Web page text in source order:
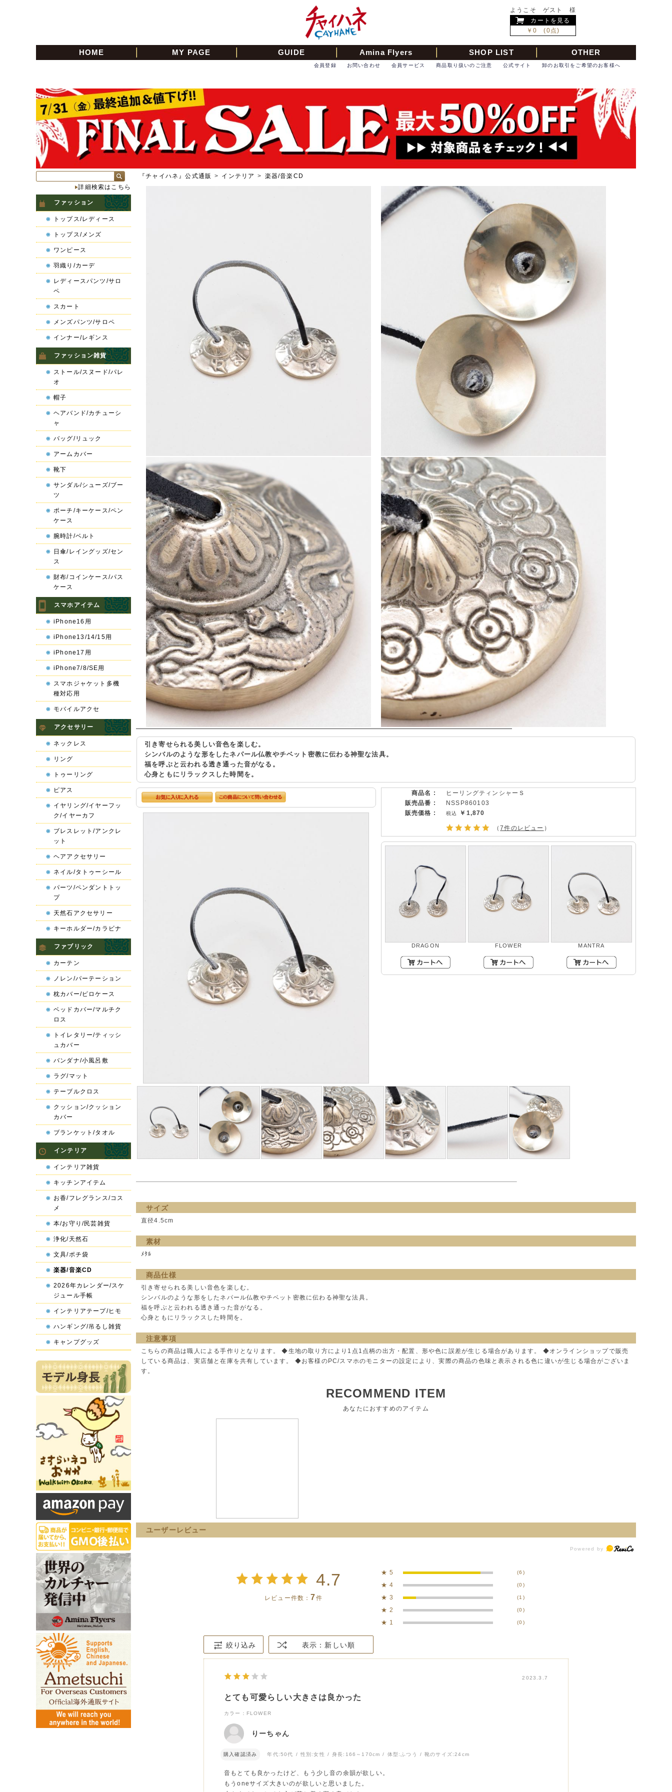
ようこそ ゲスト 様
カートを見る
￥0 (0点)
HOME MY PAGE GUIDE Amina Flyers SHOP LIST OTHER
卸のお取引をご希望のお客様へ
公式サイト
商品取り扱いのご注意
会員サービス
お問い合わせ
会員登録
『チャイハネ』公式通販 > インテリア > 楽器/音楽CD
引き寄せられる美しい音色を楽しむ。
シンバルのような形をしたネパール仏教やチベット密教に伝わる神聖な法具。
福を呼ぶと云われる透き通った音がなる。
心身ともにリラックスした時間を。
商品名 :
ヒーリングティンシャーＳ
販売品番 :
NSSP860103
販売価格 :
￥1,870
（7件のレビュー ）
DRAGON FLOWER MANTRA
サイズ
直径4.5cm
素材
ﾒﾀﾙ
商品仕様
引き寄せられる美しい音色を楽しむ。
シンバルのような形をしたネパール仏教やチベット密教に伝わる神聖な法具。
福を呼ぶと云われる透き通った音がなる。
心身ともにリラックスした時間を。
注意事項
こちらの商品は職人による手作りとなります。 ◆生地の取り方により1点1点柄の出方・配置、形や色に誤差が生じる場合があります。 ◆オンラインショップで販売
している商品は、実店舗と在庫を共有しています。 ◆お客様のPC/スマホのモニターの設定により、実際の商品の色味と表示される色に違いが生じる場合がございま
す。
RECOMMEND ITEM
あなたにおすすめのアイテム
ユーザーレビュー
4.7
レビュー件数： 7件
★ 5 (6)
★ 4 (0)
★ 3 (1)
★ 2 (0)
★ 1 (0)
絞り込み 表示：新しい順
2023.3.7
とても可愛らしい大きさは良かった
カラー：FLOWER
りーちゃん
購入確認済み 年代:50代 性別:女性 身長: 166～170cm 体型: ふつう 靴のサイズ:24cm
音もとても良かったけど、もう少し音の余韻が欲しい。
もうoneサイズ大きいのが欲しいと思いました。
詳細検索はこちら
ファッション
トップス/レディース
トップス/メンズ
ワンピース
羽織り/カーデ
レディースパンツ/サロ
ペ
スカート
メンズパンツ/サロペ
インナー/レギンス
ファッション雑貨
ストール/スヌード/パレ
オ
帽子
ヘアバンド/カチューシ
ャ
バッグ/リュック
アームカバー
靴下
サンダル/シューズ/ブー
ツ
ポーチ/キーケース/ペン
ケース
腕時計/ベルト
日傘/レイングッズ/セン
ス
財布/コインケース/パス
ケース
スマホアイテム
iPhone16用
iPhone13/14/15用
iPhone17用
iPhone7/8/SE用
スマホジャケット多機
種対応用
モバイルアクセ
アクセサリー
ネックレス
リング
トゥーリング
ピアス
イヤリング/イヤーフッ
ク/イヤーカフ
ブレスレット/アンクレ
ット
ヘアアクセサリー
ネイル/タトゥーシール
パーツ/ペンダントトッ
プ
天然石アクセサリー
キーホルダー/カラビナ
ファブリック
カーテン
ノレン/パーテーション
枕カバー/ピロケース
ベッドカバー/マルチク
ロス
トイレタリー/ティッシ
ュカバー
バンダナ/小風呂敷
ラグ/マット
テーブルクロス
クッション/クッション
カバー
ブランケット/タオル
インテリア
インテリア雑貨
キッチンアイテム
お香/フレグランス/コス
メ
本/お守り/民芸雑貨
浄化/天然石
文具/ポチ袋
楽器/音楽CD
2026年カレンダー/スケ
ジュール手帳
インテリアテープ/ヒモ
ハンギング/吊るし雑貨
キャンプグッズ